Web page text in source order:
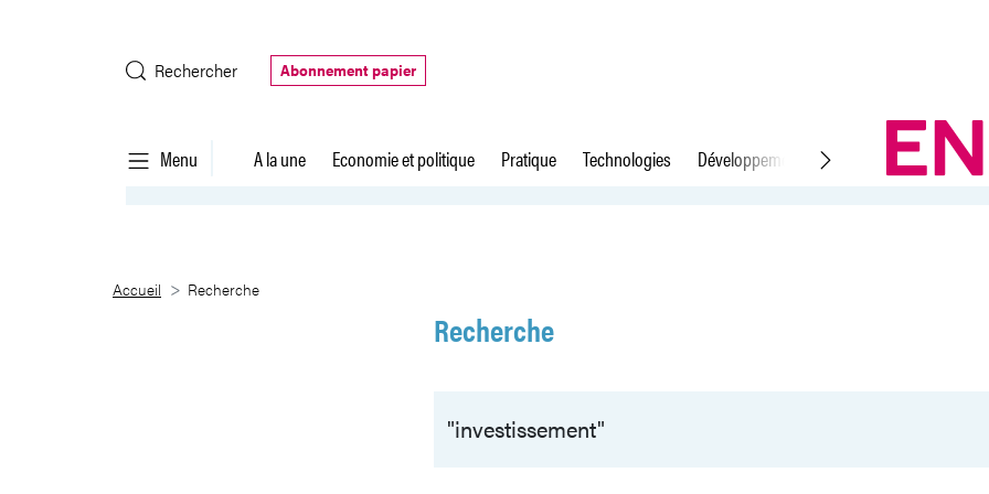
Rechercher
Abonnement papier
Menu A la une Economie et politique Pratique Technologies Développement durable Droit du travail
Recherche
Accueil Recherche
Recherche